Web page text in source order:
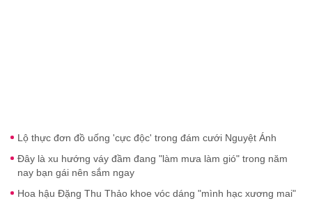
Lộ thực đơn đồ uống 'cực độc' trong đám cưới Nguyệt Ánh
Đây là xu hướng váy đầm đang "làm mưa làm gió" trong năm
nay bạn gái nên sắm ngay
Hoa hậu Đặng Thu Thảo khoe vóc dáng "mình hạc xương mai"